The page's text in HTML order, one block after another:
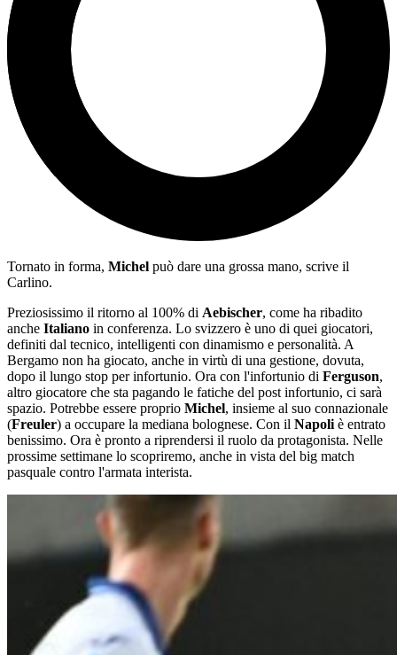
Tornato in forma, Michel può dare una grossa mano, scrive il
Carlino.
Preziosissimo il ritorno al 100% di Aebischer, come ha ribadito
anche Italiano in conferenza. Lo svizzero è uno di quei giocatori,
definiti dal tecnico, intelligenti con dinamismo e personalità. A
Bergamo non ha giocato, anche in virtù di una gestione, dovuta,
dopo il lungo stop per infortunio. Ora con l'infortunio di Ferguson,
altro giocatore che sta pagando le fatiche del post infortunio, ci sarà
spazio. Potrebbe essere proprio Michel, insieme al suo connazionale
(Freuler) a occupare la mediana bolognese. Con il Napoli è entrato
benissimo. Ora è pronto a riprendersi il ruolo da protagonista. Nelle
prossime settimane lo scopriremo, anche in vista del big match
pasquale contro l'armata interista.